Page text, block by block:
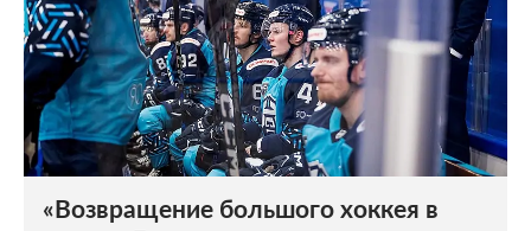
«Возвращение большого хоккея в